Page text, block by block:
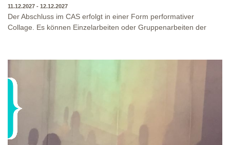
11.12.2027 - 12.12.2027
Der Abschluss im CAS erfolgt in einer Form performativer
Collage. Es können Einzelarbeiten oder Gruppenarbeiten der
Ausbildungsprogramm zu erleben. Die Studierenden des
oder Präsentation. Wir freuen uns über Begegnungen und
Gespräche an der performativen Collage.
WO?